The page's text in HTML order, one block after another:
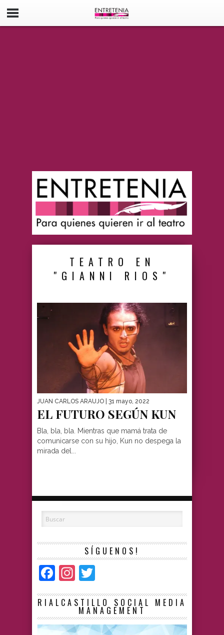
TEATRO EN
"GIANNI RIOS"
JUAN CARLOS ARAUJO | 31 mayo, 2022
EL FUTURO SEGÚN KUN
Bla, bla, bla. Mientras que mamá trata de
comunicarse con su hijo, Kun no despega la
mirada del...
SÍGUENOS!
Facebook
Instagram
RIALCASTILLO SOCIAL MEDIA
MANAGEMENT